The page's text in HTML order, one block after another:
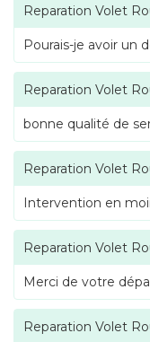
Reparation Volet
Pourais-je avoir un
Reparation Volet
bonne qualité de
Reparation Volet
Intervention en
Reparation Volet
Merci de votre
Reparation Volet